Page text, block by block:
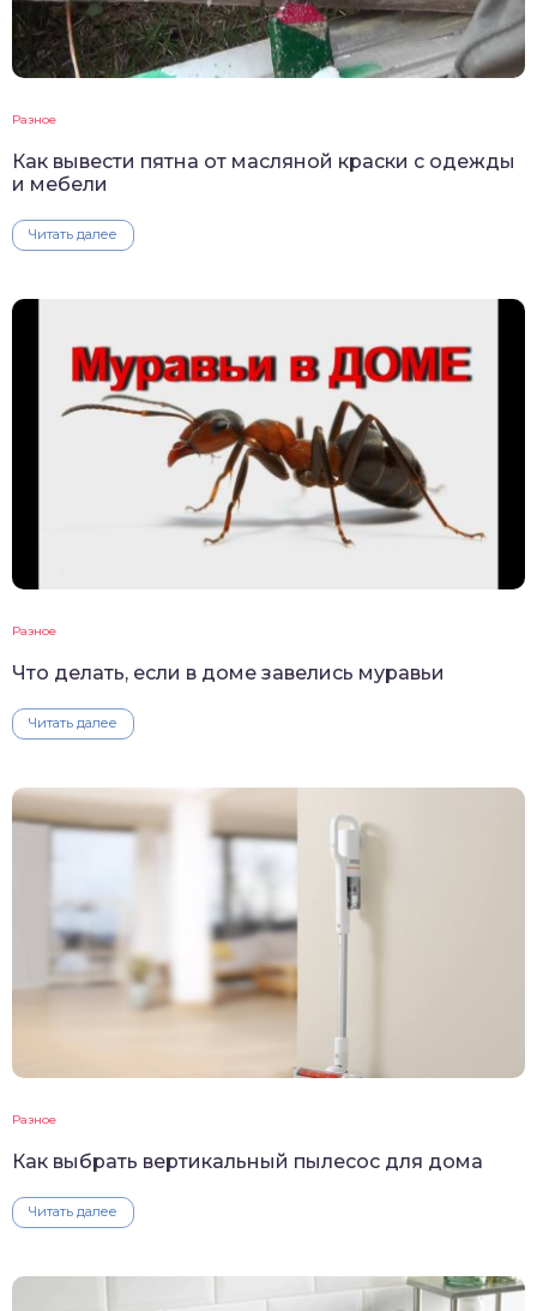
Разное
Как вывести пятна от масляной краски с одежды
и мебели
Читать далее
Разное
Что делать, если в доме завелись муравьи
Читать далее
Разное
Как выбрать вертикальный пылесос для дома
Читать далее